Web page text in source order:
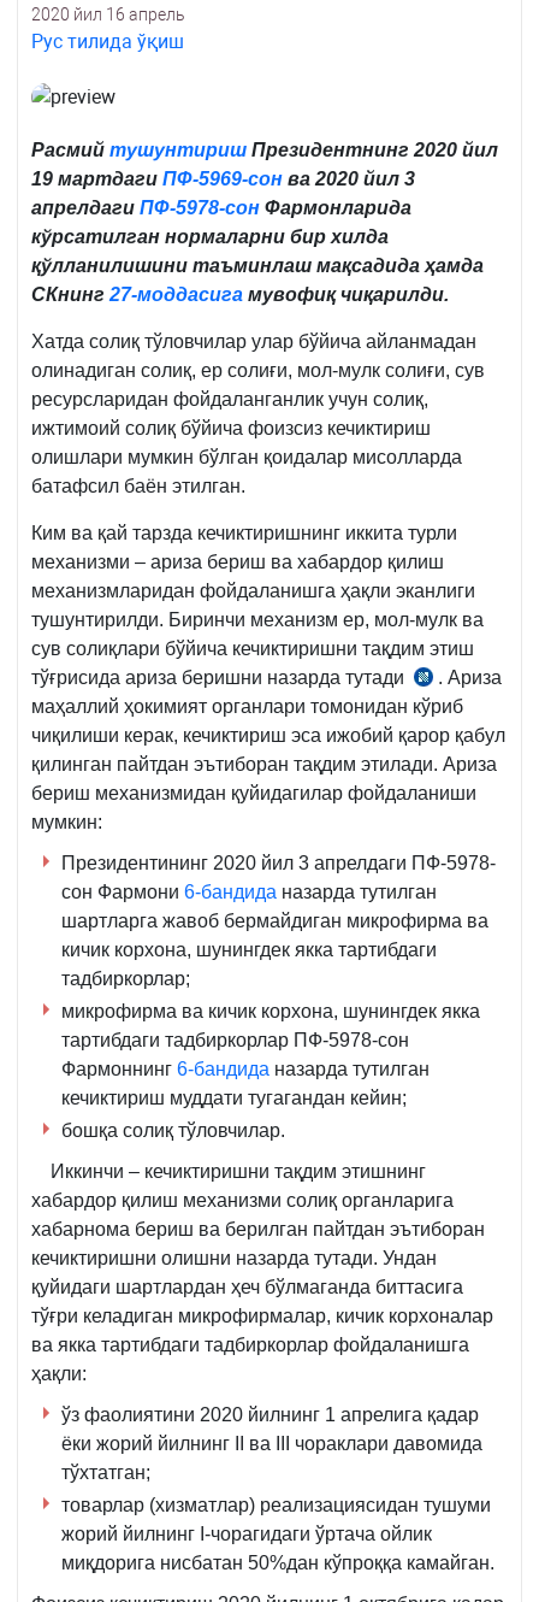
2020 йил 16 апрель
Рус тилида ўқиш
Расмий тушунтириш Президентнинг 2020 йил
19 мартдаги ПФ-5969-сон ва 2020 йил 3
апрелдаги ПФ-5978-сон Фармонларида
кўрсатилган нормаларни бир хилда
қўлланилишини таъминлаш мақсадида ҳамда
СКнинг 27-моддасига мувофиқ чиқарилди.
Хатда солиқ тўловчилар улар бўйича айланмадан
олинадиган солиқ, ер солиғи, мол-мулк солиғи, сув
ресурсларидан фойдаланганлик учун солиқ,
ижтимоий солиқ бўйича фоизсиз кечиктириш
олишлари мумкин бўлган қоидалар мисолларда
батафсил баён этилган.
Ким ва қай тарзда кечиктиришнинг иккита турли
механизми – ариза бериш ва хабардор қилиш
механизмларидан фойдаланишга ҳақли эканлиги
тушунтирилди. Биринчи механизм ер, мол-мулк ва
сув солиқлари бўйича кечиктиришни тақдим этиш
тўғрисида ариза беришни назарда тутади
ПФ-5969-
сон
Фармон
. Ариза
маҳаллий ҳокимият органлари томонидан кўриб
чиқилиши керак, кечиктириш эса ижобий қарор қабул
қилинган пайтдан эътиборан тақдим этилади. Ариза
бериш механизмидан қуйидагилар фойдаланиши
мумкин:
Президентининг 2020 йил 3 апрелдаги ПФ-5978-
сон Фармони 6-бандида назарда тутилган
шартларга жавоб бермайдиган микрофирма ва
кичик корхона, шунингдек якка тартибдаги
тадбиркорлар;
микрофирма ва кичик корхона, шунингдек якка
тартибдаги тадбиркорлар ПФ-5978-сон
Фармоннинг 6-бандида назарда тутилган
кечиктириш муддати тугагандан кейин;
бошқа солиқ тўловчилар.
Иккинчи – кечиктиришни тақдим этишнинг
хабардор қилиш механизми солиқ органларига
хабарнома бериш ва берилган пайтдан эътиборан
кечиктиришни олишни назарда тутади. Ундан
қуйидаги шартлардан ҳеч бўлмаганда биттасига
тўғри келадиган микрофирмалар, кичик корхоналар
ва якка тартибдаги тадбиркорлар фойдаланишга
ҳақли:
ўз фаолиятини 2020 йилнинг 1 апрелига қадар
ёки жорий йилнинг II ва III чораклари давомида
тўхтатган;
товарлар (хизматлар) реализациясидан тушуми
жорий йилнинг I-чорагидаги ўртача ойлик
миқдорига нисбатан 50%дан кўпроққа камайган.